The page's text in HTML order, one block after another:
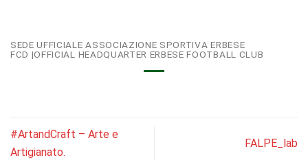
SEDE UFFICIALE ASSOCIAZIONE SPORTIVA ERBESE
FCD |OFFICIAL HEADQUARTER ERBESE FOOTBALL CLUB
#ArtandCraft – Arte e
Artigianato.
FALPE_lab